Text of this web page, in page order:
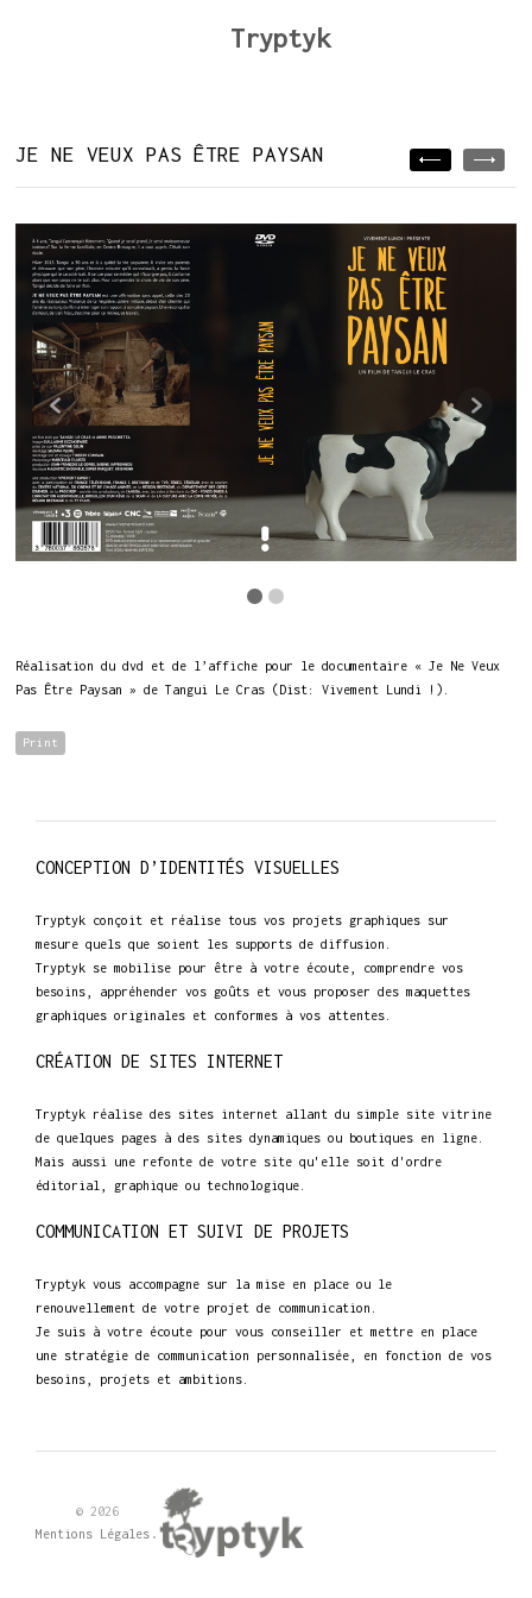
Tryptyk
JE NE VEUX PAS ÊTRE PAYSAN
Réalisation du dvd et de l’affiche pour le documentaire « Je Ne Veux
Pas Être Paysan » de Tangui Le Cras (Dist: Vivement Lundi !).
Print
CONCEPTION D’IDENTITÉS VISUELLES
Tryptyk conçoit et réalise tous vos projets graphiques sur
mesure quels que soient les supports de diffusion.
Tryptyk se mobilise pour être à votre écoute, comprendre vos
besoins, appréhender vos goûts et vous proposer des maquettes
graphiques originales et conformes à vos attentes.
CRÉATION DE SITES INTERNET
Tryptyk réalise des sites internet allant du simple site vitrine
de quelques pages à des sites dynamiques ou boutiques en ligne.
Mais aussi une refonte de votre site qu'elle soit d'ordre
éditorial, graphique ou technologique.
COMMUNICATION ET SUIVI DE PROJETS
Tryptyk vous accompagne sur la mise en place ou le
renouvellement de votre projet de communication.
Je suis à votre écoute pour vous conseiller et mettre en place
une stratégie de communication personnalisée, en fonction de vos
besoins, projets et ambitions.
© 2026
Mentions Légales .